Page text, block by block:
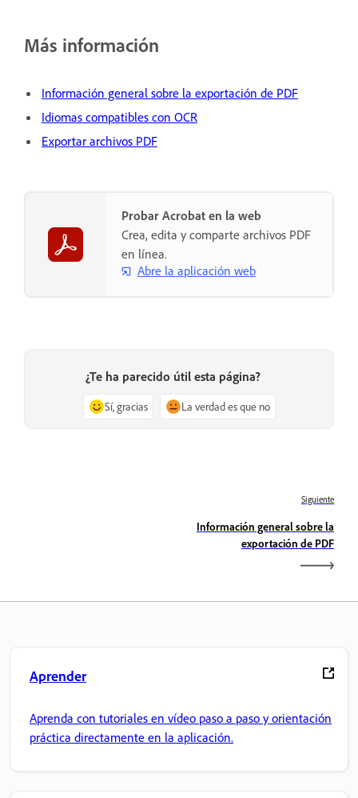
Más información
Información general sobre la exportación de PDF
Idiomas compatibles con OCR
Exportar archivos PDF
Probar Acrobat en la web
Crea, edita y comparte archivos PDF
en línea.
Abre la aplicación web
¿Te ha parecido útil esta página?
Sí, gracias La verdad es que no
Siguiente
Información general sobre la
exportación de PDF
Aprender
Aprenda con tutoriales en vídeo paso a paso y orientación
práctica directamente en la aplicación.